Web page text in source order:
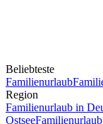
Beliebteste
Familienurlaub
Region
Familienurlaub in
Ostsee